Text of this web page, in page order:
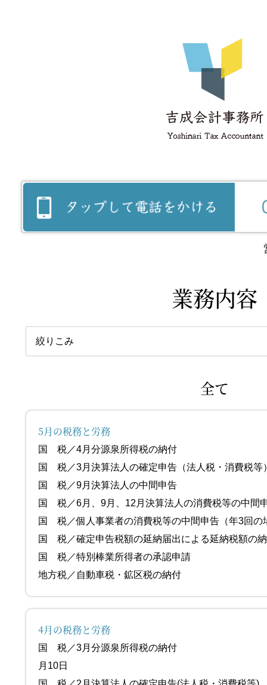
業務内容
絞りこみ
全て
5月の税務と労務
国 税／4月分源泉所得税
国 税／3月決算法人の確定申告（法人
国 税／9月決算法人の中
国 税／6月、9月、12月決算法人の消費税等の中間
国 税／個人事業者の消費税等の中間申告
国 税／確定申告税額の延納届出による
国 税／特別棒業所得者の承
地方税／自動車税・鉱区税の納付 都道
4月の税務と労務
国 税／3月分源泉所
月10日